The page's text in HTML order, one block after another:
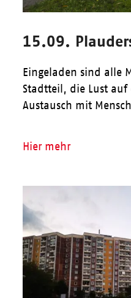
15.09.
Eingeladen sind alle
Stadtteil, die Lust auf
Austausch mit
Hier mehr